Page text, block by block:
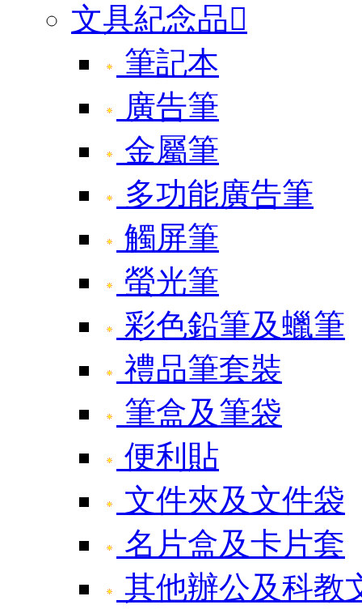
文具紀念品
筆記本
廣告筆
金屬筆
多功能廣告筆
觸屏筆
螢光筆
彩色鉛筆及蠟筆
禮品筆套裝
筆盒及筆袋
便利貼
文件夾及文件袋
名片盒及卡片套
其他辦公及科教